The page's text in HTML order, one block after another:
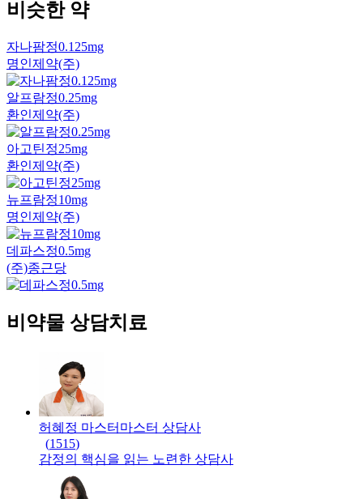
비슷한 약
자나팜정0.125mg
명인제약(주)
알프람정0.25mg
환인제약(주)
아고틴정25mg
환인제약(주)
뉴프람정10mg
명인제약(주)
데파스정0.5mg
(주)종근당
비약물 상담치료
허혜정 마스터 마스터 상담사
(1515)
감정의 핵심을 읽는 노련한 상담사